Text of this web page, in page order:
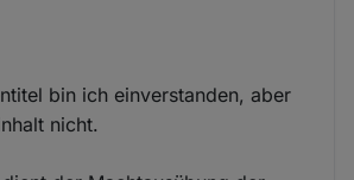
bin ich einverstanden, aber
nicht.